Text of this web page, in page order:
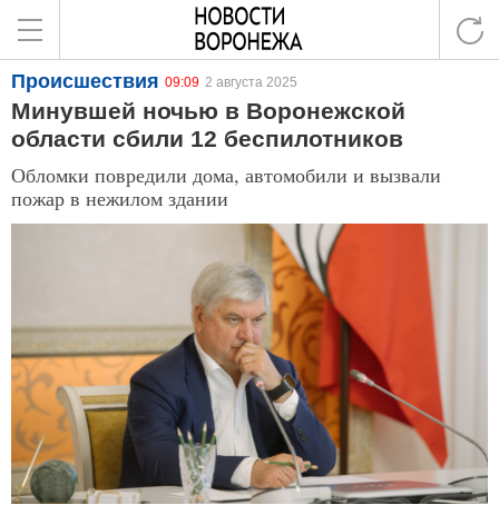
Происшествия 09:09 2 августа 2025
Минувшей ночью в Воронежской
области сбили 12 беспилотников
Обломки повредили дома, автомобили и вызвали
пожар в нежилом здании